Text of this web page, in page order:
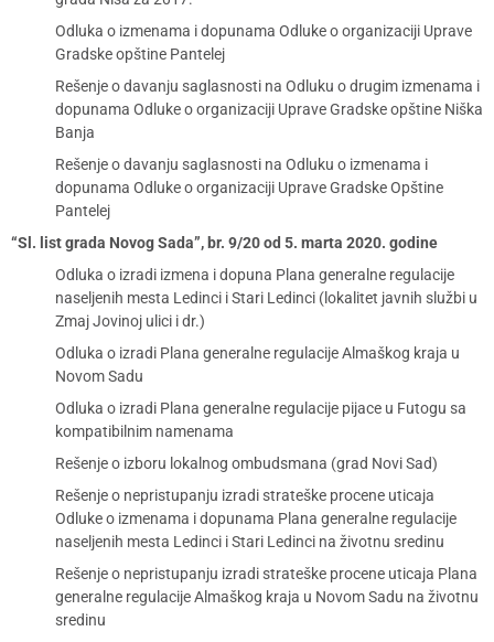
Odluka o izmenama i dopunama Odluke o organizaciji Uprave
Gradske opštine Pantelej
Rešenje o davanju saglasnosti na Odluku o drugim izmenama i
dopunama Odluke o organizaciji Uprave Gradske opštine Niška
Banja
Rešenje o davanju saglasnosti na Odluku o izmenama i
dopunama Odluke o organizaciji Uprave Gradske Opštine
Pantelej
“Sl. list grada Novog Sada”, br. 9/20 od 5. marta 2020. godine
Odluka o izradi izmena i dopuna Plana generalne regulacije
naseljenih mesta Ledinci i Stari Ledinci (lokalitet javnih službi u
Zmaj Jovinoj ulici i dr.)
Odluka o izradi Plana generalne regulacije Almaškog kraja u
Novom Sadu
Odluka o izradi Plana generalne regulacije pijace u Futogu sa
kompatibilnim namenama
Rešenje o izboru lokalnog ombudsmana (grad Novi Sad)
Rešenje o nepristupanju izradi strateške procene uticaja
Odluke o izmenama i dopunama Plana generalne regulacije
naseljenih mesta Ledinci i Stari Ledinci na životnu sredinu
Rešenje o nepristupanju izradi strateške procene uticaja Plana
generalne regulacije Almaškog kraja u Novom Sadu na životnu
sredinu